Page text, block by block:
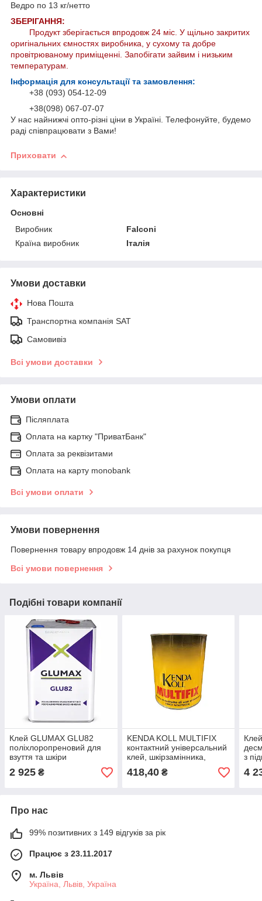
Ведро по 13 кг/нетто
ЗБЕРІГАННЯ:
Продукт зберігається впродовж 24 міс. У щільно закритих
оригінальних ємностях виробника, у сухому та добре
провітрюваному приміщенні. Запобігати зайвим і низьким
температурам.
Інформація для консультації та замовлення:
+38 (093) 054-12-09
+38(098) 067-07-07
У нас найнижчі опто-різні ціни в Україні. Телефонуйте, будемо
раді співпрацювати з Вами!
Приховати
Характеристики
Основні
Виробник
Falconi
Країна виробник
Італія
Умови доставки
Нова Пошта
Транспортна компанія SAT
Самовивіз
Всі умови доставки
Умови оплати
Післяплата
Оплата на картку "ПриватБанк"
Оплата за реквізитами
Оплата на карту monobank
Всі умови оплати
Умови повернення
Повернення товару впродовж 14 днів за рахунок покупця
Всі умови повернення
Подібні товари компанії
Клей GLUMAX GLU82
поліхлоропреновий для
взуття та шкіри
2 925 ₴
KENDA KOLL MULTIFIX
контактний універсальний
клей, шкірзамінника,
ПВХ
418,40₴
з
4
Про нас
99% позитивних з 149 відгуків за рік
Працює з 23.11.2017
м. Львів
Україна, Львів, Україна